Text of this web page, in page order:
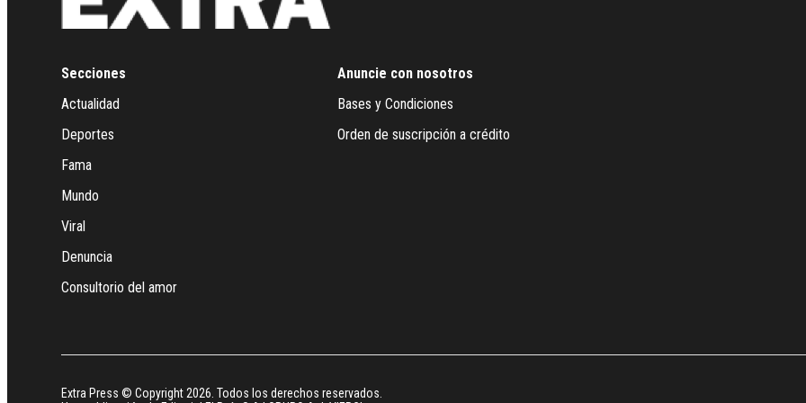
Secciones
Actualidad
Deportes
Fama
Mundo
Viral
Denuncia
Consultorio del amor
Anuncie con nosotros
Bases y Condiciones
Orden de suscripción a crédito
Extra Press © Copyright 2026. Todos los derechos reservados.